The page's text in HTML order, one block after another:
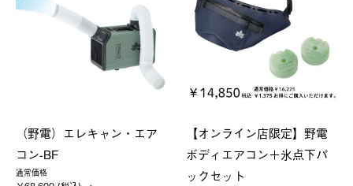
（野電）エレキャン・エア
コン-BF
通常価格
【オンライン店限定】野電
ボディエアコン＋氷点下パ
ックセット